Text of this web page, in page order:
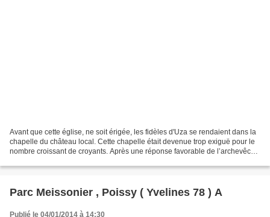
Avant que cette église, ne soit érigée, les fidèles d'Uza se rendaient dans la
chapelle du château local. Cette chapelle était devenue trop exiguë pour le
nombre croissant de croyants. Après une réponse favorable de l’archevêché
Parc Meissonier , Poissy ( Yvelines 78 ) A
Publié le 04/01/2014 à 14:30